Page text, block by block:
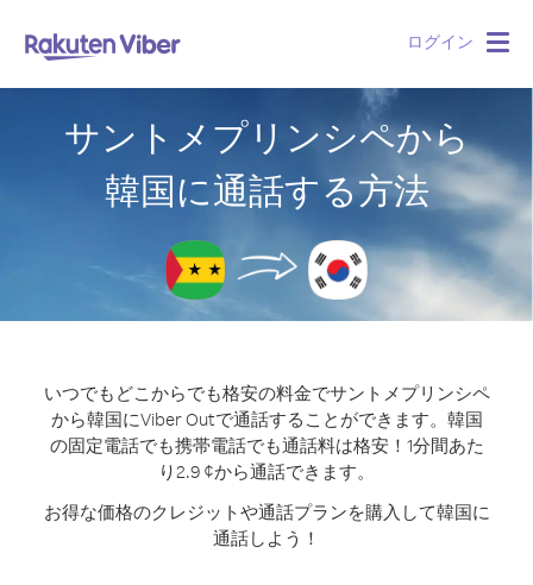
ログイン
サントメプリンシペから
韓国に通話する方法
いつでもどこからでも格安の料金でサントメプリンシペ
から韓国にViber Outで通話することができます。 韓国
の固定電話でも携帯電話でも通話料は格安！1分間あた
り2.9 ¢から通話できます。
お得な価格のクレジットや通話プランを購入して韓国に
通話しよう！